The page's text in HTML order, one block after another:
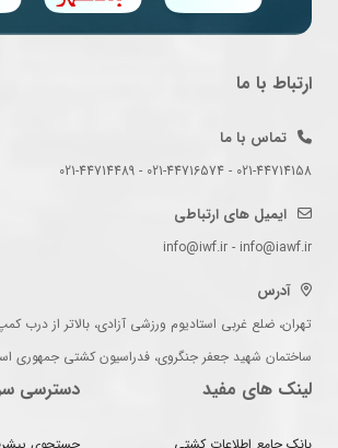
ارتباط با ما
تماس با ما
021-44714158 - 021-44716574 - 021-44714489
ایمیل های ارتباطی
info@iwf.ir - info@iawf.ir
آدرس
تهران، ضلع غربی استادیوم ورزشی آزادی، بالاتر از درب
ساختمان شهید جعفر جنگروی، فدراسیون کشتی جمهوری
لینک های مفید دسترسی